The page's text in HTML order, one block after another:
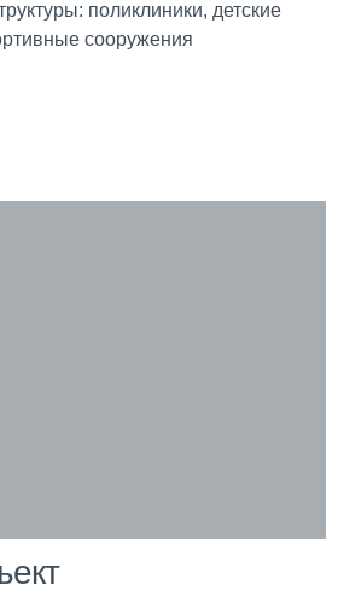
поликлиники, детские
сооружения